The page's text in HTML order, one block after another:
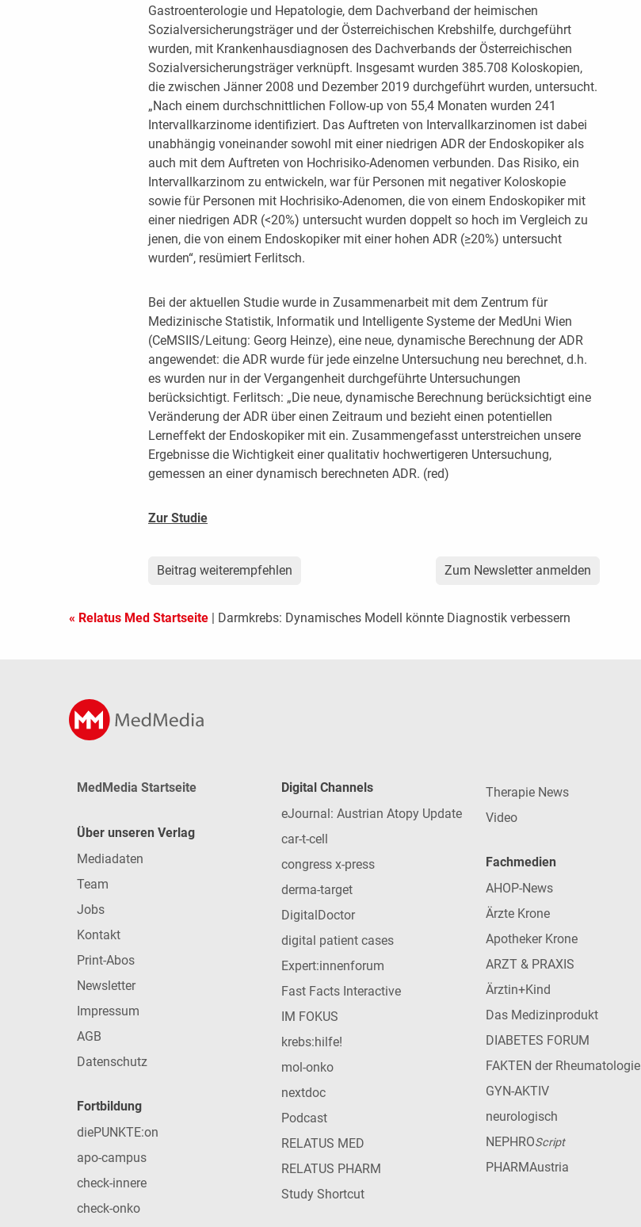
Gastroenterologie und Hepatologie, dem Dachverband der heimischen
Sozialversicherungsträger und der Österreichischen Krebshilfe, durchgeführt
wurden, mit Krankenhausdiagnosen des Dachverbands der Österreichischen
Sozialversicherungsträger verknüpft. Insgesamt wurden 385.708 Koloskopien,
die zwischen Jänner 2008 und Dezember 2019 durchgeführt wurden, untersucht.
„Nach einem durchschnittlichen Follow-up von 55,4 Monaten wurden 241
Intervallkarzinome identifiziert. Das Auftreten von Intervallkarzinomen ist dabei
unabhängig voneinander sowohl mit einer niedrigen ADR der Endoskopiker als
auch mit dem Auftreten von Hochrisiko-Adenomen verbunden. Das Risiko, ein
Intervallkarzinom zu entwickeln, war für Personen mit negativer Koloskopie
sowie für Personen mit Hochrisiko-Adenomen, die von einem Endoskopiker mit
einer niedrigen ADR (<20%) untersucht wurden doppelt so hoch im Vergleich zu
jenen, die von einem Endoskopiker mit einer hohen ADR (≥20%) untersucht
wurden“, resümiert Ferlitsch.
Bei der aktuellen Studie wurde in Zusammenarbeit mit dem Zentrum für
Medizinische Statistik, Informatik und Intelligente Systeme der MedUni Wien
(CeMSIIS/Leitung: Georg Heinze), eine neue, dynamische Berechnung der ADR
angewendet: die ADR wurde für jede einzelne Untersuchung neu berechnet, d.h.
es wurden nur in der Vergangenheit durchgeführte Untersuchungen
berücksichtigt. Ferlitsch: „Die neue, dynamische Berechnung berücksichtigt eine
Veränderung der ADR über einen Zeitraum und bezieht einen potentiellen
Lerneffekt der Endoskopiker mit ein. Zusammengefasst unterstreichen unsere
Ergebnisse die Wichtigkeit einer qualitativ hochwertigeren Untersuchung,
gemessen an einer dynamisch berechneten ADR. (red)
Zur Studie
Beitrag weiterempfehlen Zum Newsletter anmelden
« Relatus Med Startseite | Darmkrebs: Dynamisches Modell könnte Diagnostik verbessern
MedMedia Startseite
Über unseren Verlag
Mediadaten
Team
Jobs
Kontakt
Print-Abos
Newsletter
Impressum
AGB
Datenschutz
Fortbildung
diePUNKTE:on
apo-campus
check-innere
check-onko
Digital Channels
eJournal: Austrian Atopy Update
car-t-cell
congress x-press
derma-target
DigitalDoctor
digital patient cases
Expert:innenforum
Fast Facts Interactive
IM FOKUS
krebs:hilfe!
mol-onko
nextdoc
Podcast
RELATUS MED
RELATUS PHARM
Study Shortcut
Therapie News
Video
Fachmedien
AHOP-News
Ärzte Krone
Apotheker Krone
ARZT & PRAXIS
Ärztin+Kind
Das Medizinprodukt
DIABETES FORUM
FAKTEN der Rheumatologie
GYN-AKTIV
neurologisch
NEPHROScript
PHARMAustria